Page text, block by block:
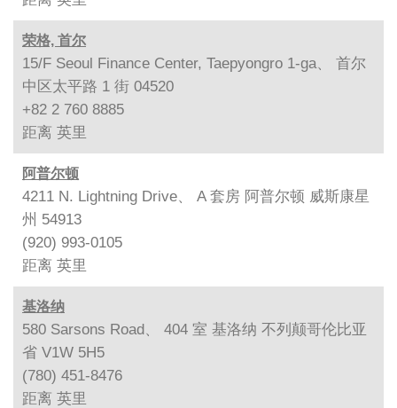
荣格, 首尔
15/F Seoul Finance Center, Taepyongro 1-ga、 首尔
中区太平路 1 街 04520
+82 2 760 8885
距离 英里
阿普尔顿
4211 N. Lightning Drive、 A 套房 阿普尔顿 威斯康星
州 54913
(920) 993-0105
距离 英里
基洛纳
580 Sarsons Road、 404 室 基洛纳 不列颠哥伦比亚
省 V1W 5H5
(780) 451-8476
距离 英里